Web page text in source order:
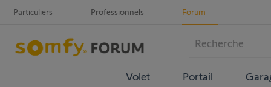
Particuliers Professionnels Forum
Volet Portail